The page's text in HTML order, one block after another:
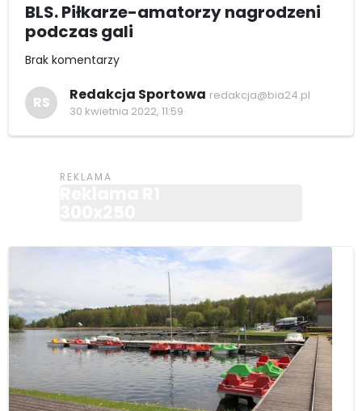
BLS. Piłkarze-amatorzy nagrodzeni
podczas gali
Brak komentarzy
RS Redakcja Sportowa redakcja@bia24.pl
30 kwietnia 2022, 11:59